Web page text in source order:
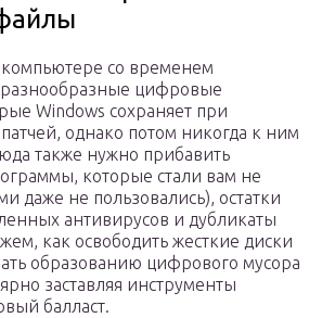
со временем
цифровые
Windows сохраняет при
однако потом никогда к ним
также нужно прибавить
которые стали вам не
даже не пользовались), остатки
антивирусов и дубликаты
как освободить жесткие диски
образованию цифрового мусора
заставляя инструменты
балласт.